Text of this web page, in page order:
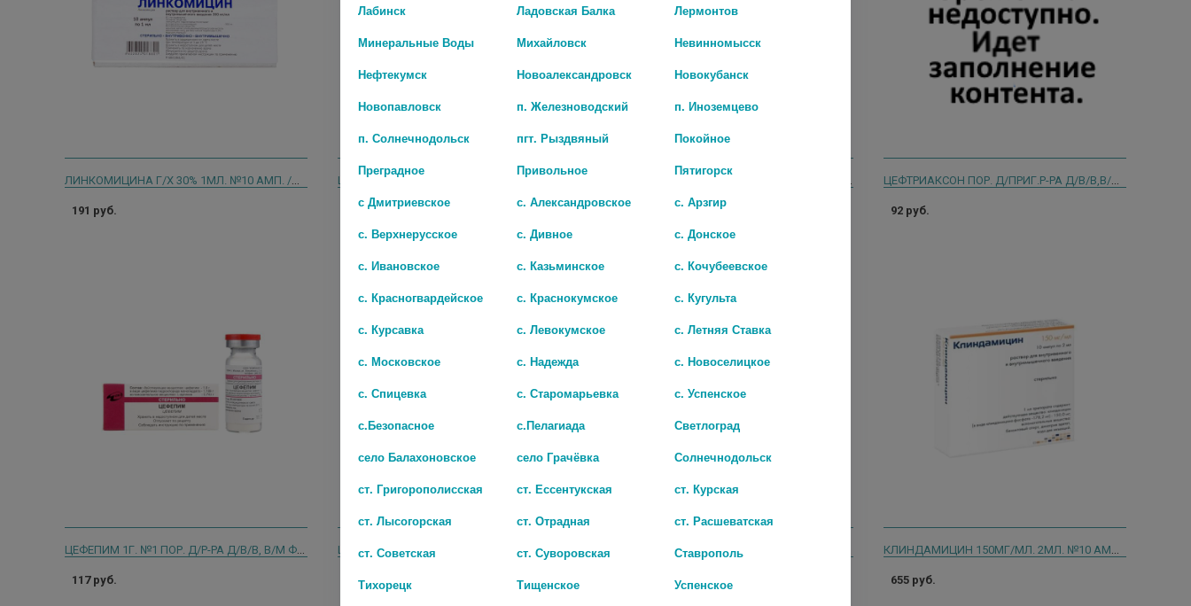
ЛИНКОМИЦИНА Г/Х 30% 1МЛ. №10 АМП. /ДАЛЬХИМФАРМ/ 3980
191 руб.
ЦЕФТРИАКСОН 1Г. №50 ФЛ. /КРАСФАРМА/ 7145
1 497 руб.
МЕРОПЕНЕМ 1Г. №1 ПОР. Д/ПРИГ. Р-РА Д/В/В ФЛ. /БЕЛМЕДПРЕПАРАТЫ/ 2629
337 руб.
ЦЕФТРИАКСОН ПОР. Д/ПРИГ.Р-РА Д/В/В,В/М 1Г. №1 ИНД. УП. 3631
92 руб.
ЦЕФЕПИМ 1Г. №1 ПОР. Д/Р-РА Д/В/В, В/М ФЛ. /ДЕКО/ 2181
117 руб.
ЦЕФТРИАКСОН 1Г. №1 ПОР. Д/Р-РА Д/В/В,В/М ФЛ. /БЕЛМЕДПРЕПАРАТЫ/
51 руб.
КЛИНДАМИЦИН 150МГ/МЛ. 2МЛ. №10 АМП. /ХЕМОФАРМ/
655 руб.
Лабинск
Ладовская Балка
Лермонтов
Минеральные Воды
Михайловск
Невинномысск
Нефтекумск
Новоалександровск
Новокубанск
Новопавловск
п. Железноводский
п. Иноземцево
п. Солнечнодольск
пгт. Рыздвяный
Покойное
Преградное
Привольное
Пятигорск
с Дмитриевское
с. Александровское
с. Арзгир
с. Верхнерусское
с. Дивное
с. Донское
с. Ивановское
с. Казьминское
с. Кочубеевское
с. Красногвардейское
с. Краснокумское
с. Кугульта
с. Курсавка
с. Левокумское
с. Летняя Ставка
с. Московское
с. Надежда
с. Новоселицкое
с. Спицевка
с. Старомарьевка
с. Успенское
с.Безопасное
с.Пелагиада
Светлоград
село Балахоновское
село Грачёвка
Солнечнодольск
ст. Григорополисская
ст. Ессентукская
ст. Курская
ст. Лысогорская
ст. Отрадная
ст. Расшеватская
ст. Советская
ст. Суворовская
Ставрополь
Тихорецк
Тищенское
Успенское